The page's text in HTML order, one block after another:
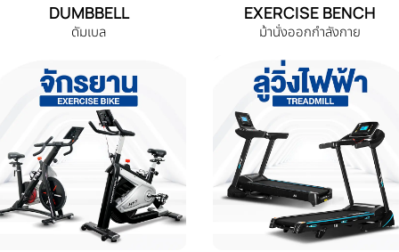
DUMBBELL
ดัมเบล
EXERCISE BENCH
ม้านั่งออกกำลังกาย